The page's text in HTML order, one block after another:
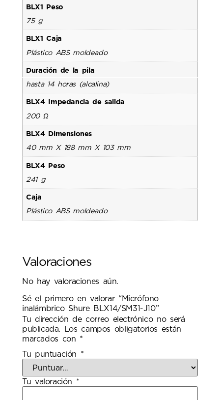
BLX1 Peso
75 g
BLX1 Caja
Plástico ABS moldeado
Duración de la pila
hasta 14 horas (alcalina)
BLX4 Impedancia de salida
200 Ω
BLX4 Dimensiones
40 mm X 188 mm X 103 mm
BLX4 Peso
241 g
Caja
Plástico ABS moldeado
Valoraciones
No hay valoraciones aún.
Sé el primero en valorar “Micrófono
inalámbrico Shure BLX14/SM31-J10”
Tu dirección de correo electrónico no será
publicada.
Los campos obligatorios están
marcados con *
Tu puntuación *
Tu valoración *